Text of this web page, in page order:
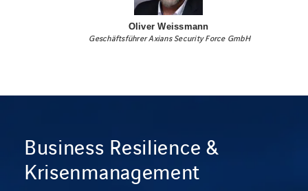
Oliver Weissmann
Geschäftsführer Axians Security Force GmbH
Business Resilience &
Krisenmanagement